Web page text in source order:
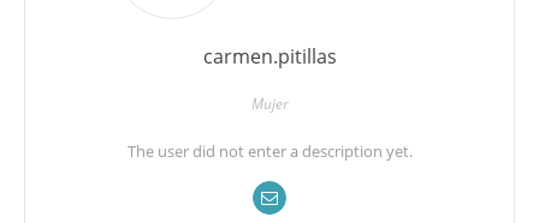
carmen.pitillas
Mujer
The user did not enter a description yet.